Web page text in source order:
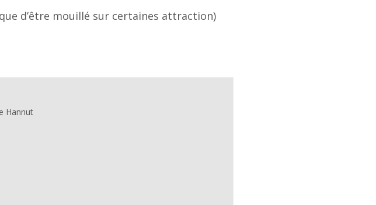
d’être mouillé sur certaines attraction)
Hannut